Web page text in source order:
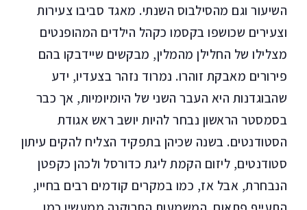
השיעור וגם מהסילבוס השנתי. מאגד סביבו צעירות
וצעירים שכושפו בקסמו כקהל הילדים המהופנטים
מצלילו של החלילן מהמלין, מבקשים שיידבקו בהם
פירורים מאבקת זוהרו. נמרוד נזהר בצעדיו, ידע
שהבוגדנות היא העבר השני של היומיומיות, אך כבר
בסמסטר הראשון נבחר להיות יושב ראש אגודת
הסטודנטים. בשנה שכיהן בתפקיד הצליח להקים עיתון
סטודנטים, ליזום הקמת ליגת כדורסל ולכהן כקפטן
הנבחרת, אבל אז, כמו במקרים קודמים רבים בחייו,